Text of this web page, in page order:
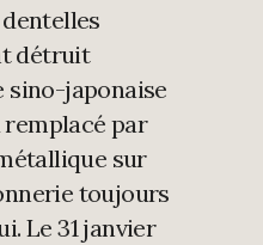
détruit
sino-japonaise
remplacé par
sur
toujours
Le 31 janvier